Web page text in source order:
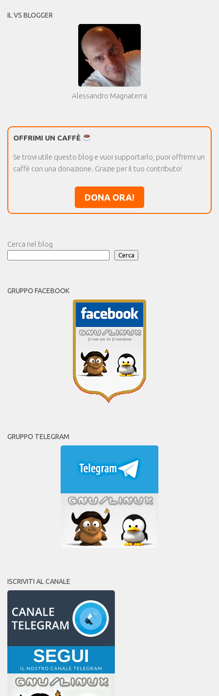
IL VS BLOGGER
Alessandro Magnaterra
OFFRIMI UN CAFFÈ
Se trovi utile questo blog e vuoi supportarlo, puoi offrirmi un
caffè con una donazione. Grazie per il tuo contributo!
DONA ORA!
Cerca nel blog
Cerca
GRUPPO FACEBOOK
GRUPPO TELEGRAM
ISCRIVITI AL CANALE